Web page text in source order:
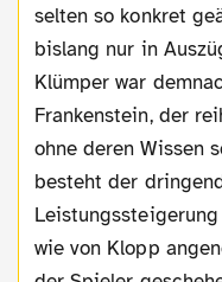
selten so konkret
bislang nur in
Klümper war
Frankenstein, der
ohne deren Wissen
besteht der
wie von Klopp